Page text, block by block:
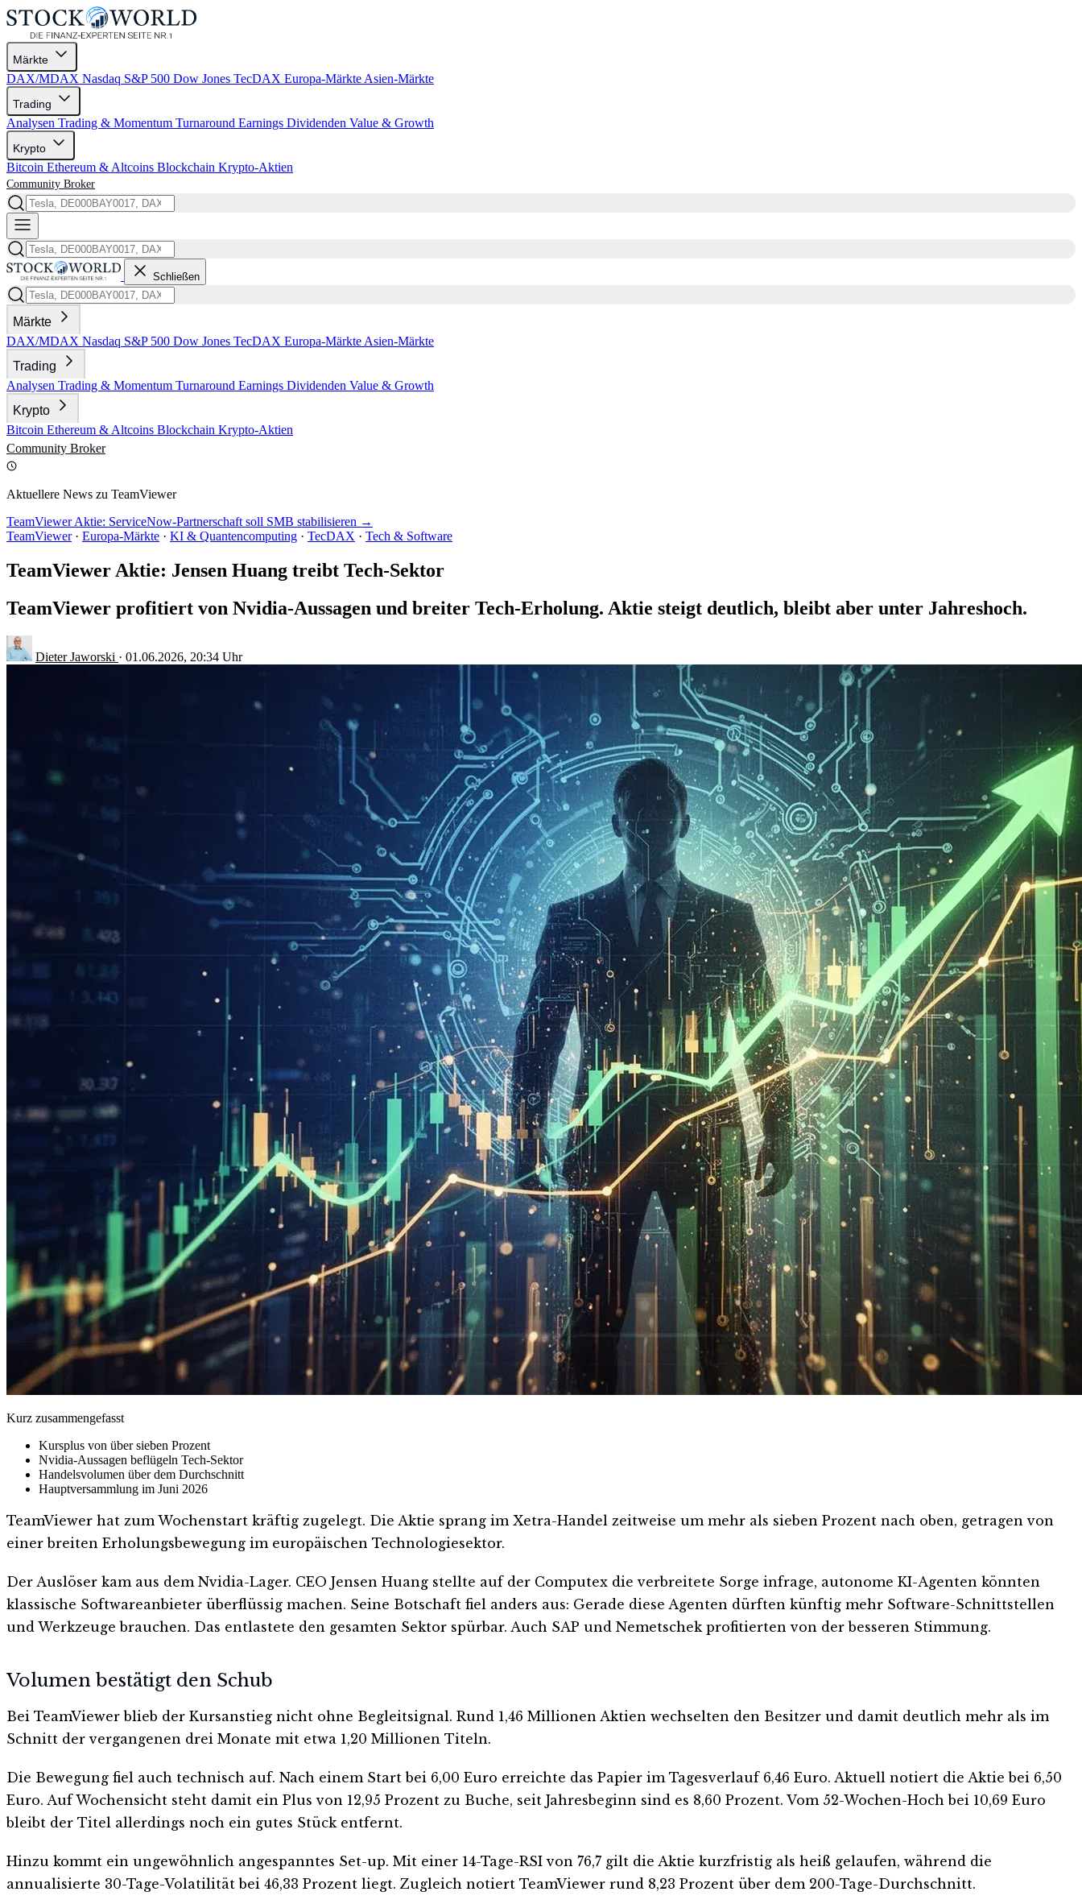
Märkte
DAX/MDAX Nasdaq S&P 500 Dow Jones TecDAX Europa-Märkte Asien-Märkte
Trading
Analysen Trading & Momentum Turnaround Earnings Dividenden Value & Growth
Krypto
Bitcoin Ethereum & Altcoins Blockchain Krypto-Aktien
Community Broker
Schließen
Märkte
DAX/MDAX Nasdaq S&P 500 Dow Jones TecDAX Europa-Märkte Asien-Märkte
Trading
Analysen Trading & Momentum Turnaround Earnings Dividenden Value & Growth
Krypto
Bitcoin Ethereum & Altcoins Blockchain Krypto-Aktien
Community Broker
Aktuellere News zu TeamViewer
TeamViewer Aktie: ServiceNow-Partnerschaft soll SMB stabilisieren →
TeamViewer · Europa-Märkte · KI & Quantencomputing · TecDAX · Tech & Software
TeamViewer Aktie: Jensen Huang treibt Tech-Sektor
TeamViewer profitiert von Nvidia-Aussagen und breiter Tech-Erholung. Aktie steigt deutlich, bleibt aber unter Jahreshoch.
Dieter Jaworski · 01.06.2026, 20:34 Uhr
Kurz zusammengefasst
Kursplus von über sieben Prozent
Nvidia-Aussagen beflügeln Tech-Sektor
Handelsvolumen über dem Durchschnitt
Hauptversammlung im Juni 2026
TeamViewer hat zum Wochenstart kräftig zugelegt. Die Aktie sprang im Xetra-Handel zeitweise um mehr als sieben Prozent nach oben, getragen von
einer breiten Erholungsbewegung im europäischen Technologiesektor.
Der Auslöser kam aus dem Nvidia-Lager. CEO Jensen Huang stellte auf der Computex die verbreitete Sorge infrage, autonome KI-Agenten könnten
klassische Softwareanbieter überflüssig machen. Seine Botschaft fiel anders aus: Gerade diese Agenten dürften künftig mehr Software-Schnittstellen
und Werkzeuge brauchen. Das entlastete den gesamten Sektor spürbar. Auch SAP und Nemetschek profitierten von der besseren Stimmung.
Volumen bestätigt den Schub
Bei TeamViewer blieb der Kursanstieg nicht ohne Begleitsignal. Rund 1,46 Millionen Aktien wechselten den Besitzer und damit deutlich mehr als im
Schnitt der vergangenen drei Monate mit etwa 1,20 Millionen Titeln.
Die Bewegung fiel auch technisch auf. Nach einem Start bei 6,00 Euro erreichte das Papier im Tagesverlauf 6,46 Euro. Aktuell notiert die Aktie bei 6,50
Euro. Auf Wochensicht steht damit ein Plus von 12,95 Prozent zu Buche, seit Jahresbeginn sind es 8,60 Prozent. Vom 52-Wochen-Hoch bei 10,69 Euro
bleibt der Titel allerdings noch ein gutes Stück entfernt.
Hinzu kommt ein ungewöhnlich angespanntes Set-up. Mit einer 14-Tage-RSI von 76,7 gilt die Aktie kurzfristig als heiß gelaufen, während die
annualisierte 30-Tage-Volatilität bei 46,33 Prozent liegt. Zugleich notiert TeamViewer rund 8,23 Prozent über dem 200-Tage-Durchschnitt.